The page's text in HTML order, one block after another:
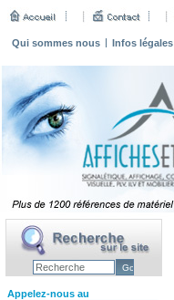
Qui sommes nous Infos légales
Appelez-nous au